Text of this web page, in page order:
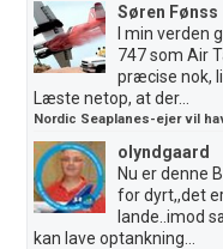
Søren Fønss
I min verden
747 som Air
præcise nok,
Læste netop, at der...
Nordic Seaplanes-ejer vil
olyndgaard
Nu er denne
for dyrt,,det
lande..imod
kan lave optankning...